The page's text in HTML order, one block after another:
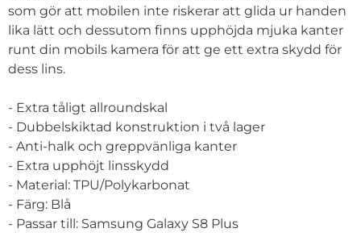
som gör att mobilen inte riskerar att glida ur handen
lika lätt och dessutom finns upphöjda mjuka kanter
runt din mobils kamera för att ge ett extra skydd för
dess lins.
- Extra tåligt allroundskal
- Dubbelskiktad konstruktion i två lager
- Anti-halk och greppvänliga kanter
- Extra upphöjt linsskydd
- Material: TPU/Polykarbonat
- Färg: Blå
- Passar till: Samsung Galaxy S8 Plus